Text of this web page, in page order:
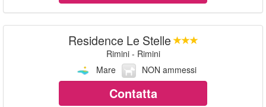
Residence Le Stelle
Rimini - Rimini
Mare
NON ammessi
Contatta